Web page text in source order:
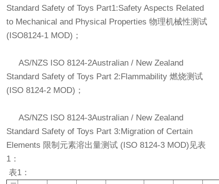
Standard Safety of Toys Part1:Safety Aspects Related
to Mechanical and Physical Properties 物理机械性测试
(ISO8124-1 MOD)；
AS/NZS ISO 8124-2Australian / New Zealand
Standard Safety of Toys Part 2:Flammability 燃烧测试
(ISO 8124-2 MOD)；
AS/NZS ISO 8124-3Australian / New Zealand
Standard Safety of Toys Part 3:Migration of Certain
Elements 限制元素溶出量测试 (ISO 8124-3 MOD)见表
1：
表1：